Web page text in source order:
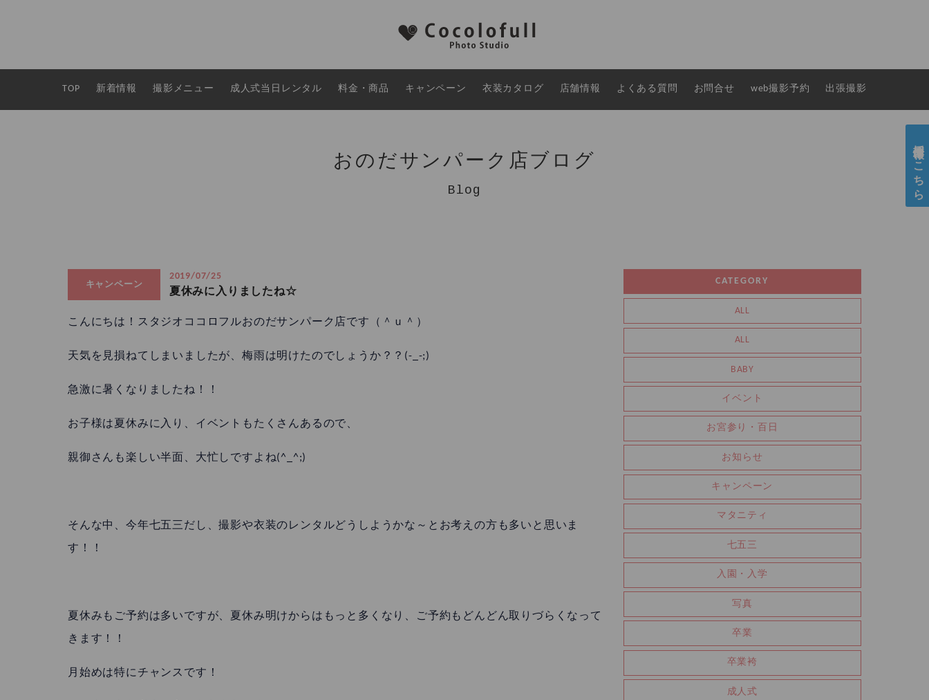
TOP 新着情報 撮影メニュー 成人式当日レンタル 料金・商品 キャンペーン 衣装カタログ 店舗情報 よくある質問 お問合せ web撮影予約 出張撮影
おのだサンパーク店ブログ
Blog
キャンペーン
2019/07/25
夏休みに入りましたね☆
こんにちは！スタジオココロフルおのだサンパーク店です（＾ｕ＾）
天気を見損ねてしまいましたが、梅雨は明けたのでしょうか？？(-_-;)
急激に暑くなりましたね！！
お子様は夏休みに入り、イベントもたくさんあるので、
親御さんも楽しい半面、大忙しですよね(^_^;)
そんな中、今年七五三だし、撮影や衣装のレンタルどうしようかな～とお考えの方も多いと思いま
す！！
夏休みもご予約は多いですが、夏休み明けからはもっと多くなり、ご予約もどんどん取りづらくなって
きます！！
月始めは特にチャンスです！
CATEGORY
ALL
ALL
BABY
イベント
お宮参り・百日
お知らせ
キャンペーン
マタニティ
七五三
入園・入学
写真
卒業
卒業袴
成人式
採用情報はこちら